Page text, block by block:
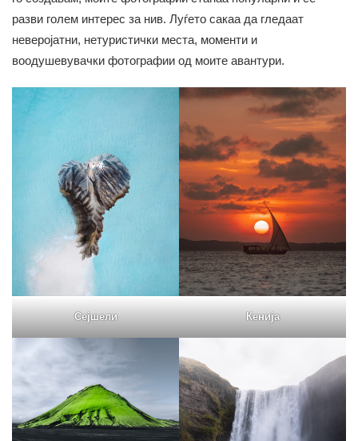
разви голем интерес за нив. Луѓето сакаа да гледаат
неверојатни, нетуристички места, моменти и
воодушевувачки фотографии од моите авантури.
Сејшели Кенија